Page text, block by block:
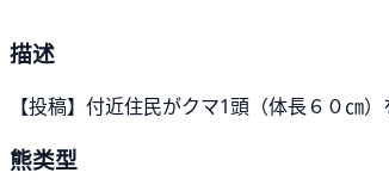
描述
【投稿】付近住民がクマ1頭（体長６０㎝
熊类型